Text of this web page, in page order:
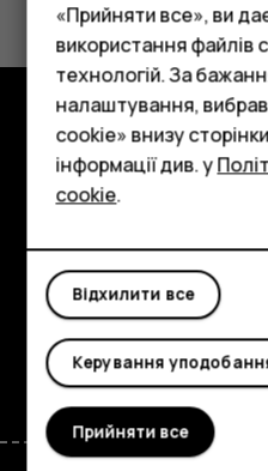
Смартфони
Фічерфони
Аксесуари
Планшети
Так Ні
Огляд
Детальніше
Planet and people
Підтримка
FacebookInstagram
Tiktok
«Прийняти все», ви
використання файлів
технологій. За
налаштування,
cookie» внизу
інформації див. у
cookie.
Відхилити все
Керування
Прийняти все